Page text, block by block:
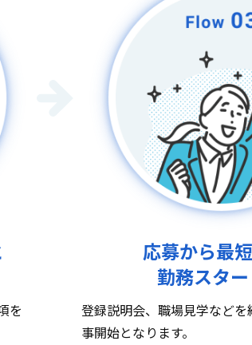
を
応募から最
勤務スター
登録説明会、職場見学など
事開始となります。